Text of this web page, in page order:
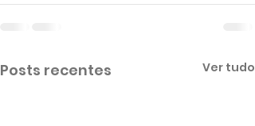
Posts recentes Ver tudo